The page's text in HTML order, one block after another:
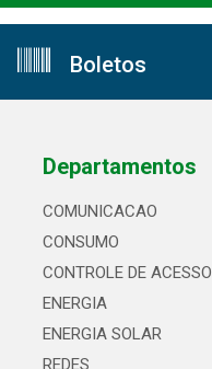
Boletos
Departamentos
COMUNICACAO
CONSUMO
CONTROLE DE ACESSO
ENERGIA
ENERGIA SOLAR
REDES